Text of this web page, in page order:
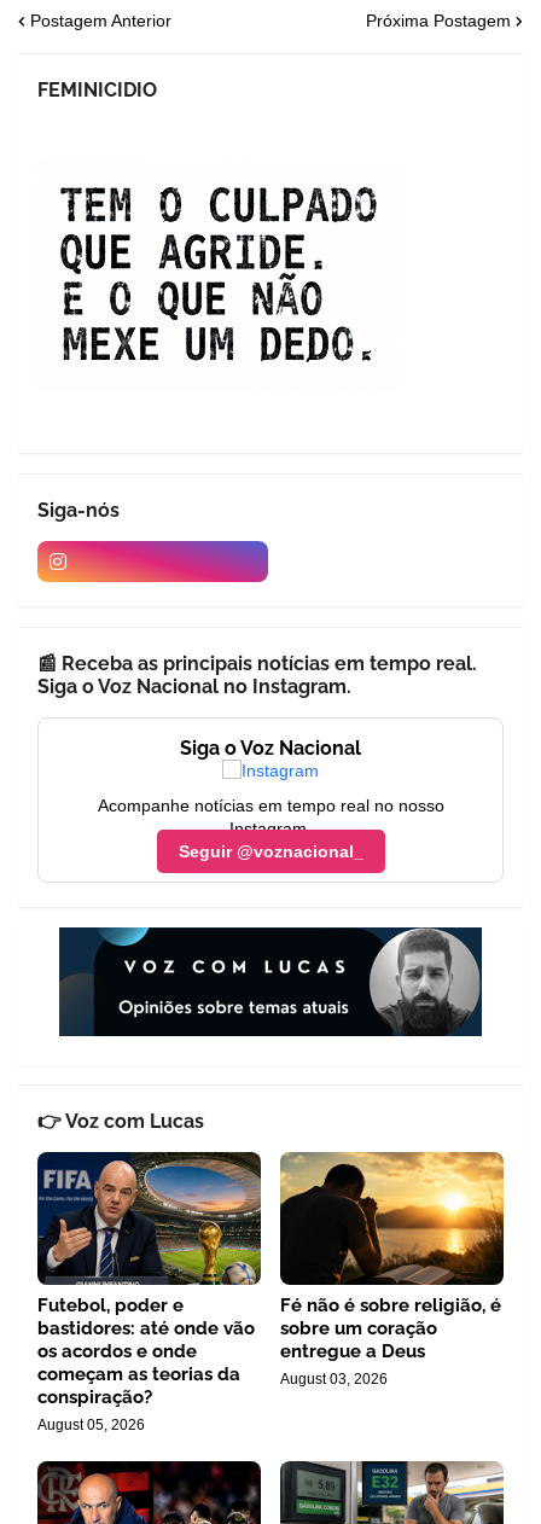
Postagem Anterior Próxima Postagem
FEMINICIDIO
Siga-nós
📰 Receba as principais notícias em tempo real.
Siga o Voz Nacional no Instagram.
Siga o Voz Nacional
Acompanhe notícias em tempo real no nosso
Instagram.
Seguir @voznacional_
👉 Voz com Lucas
Futebol, poder e
bastidores: até onde vão
os acordos e onde
começam as teorias da
conspiração?
August 05, 2026
Fé não é sobre religião, é
sobre um coração
entregue a Deus
August 03, 2026